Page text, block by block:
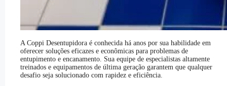
A Coppi Desentupidora é conhecida há anos por sua habilidade em
oferecer soluções eficazes e econômicas para problemas de
entupimento e encanamento. Sua equipe de especialistas altamente
treinados e equipamentos de última geração garantem que qualquer
desafio seja solucionado com rapidez e eficiência.